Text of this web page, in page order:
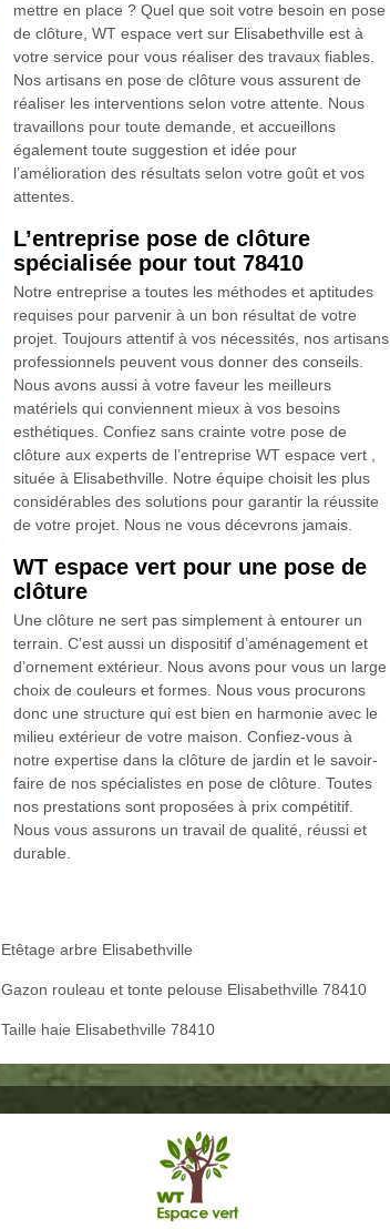
mettre en place ? Quel que soit votre besoin en pose
de clôture, WT espace vert sur Elisabethville est à
votre service pour vous réaliser des travaux fiables.
Nos artisans en pose de clôture vous assurent de
réaliser les interventions selon votre attente. Nous
travaillons pour toute demande, et accueillons
également toute suggestion et idée pour
l’amélioration des résultats selon votre goût et vos
attentes.
L’entreprise pose de clôture
spécialisée pour tout 78410
Notre entreprise a toutes les méthodes et aptitudes
requises pour parvenir à un bon résultat de votre
projet. Toujours attentif à vos nécessités, nos artisans
professionnels peuvent vous donner des conseils.
Nous avons aussi à votre faveur les meilleurs
matériels qui conviennent mieux à vos besoins
esthétiques. Confiez sans crainte votre pose de
clôture aux experts de l’entreprise WT espace vert ,
située à Elisabethville. Notre équipe choisit les plus
considérables des solutions pour garantir la réussite
de votre projet. Nous ne vous décevrons jamais.
WT espace vert pour une pose de
clôture
Une clôture ne sert pas simplement à entourer un
terrain. C’est aussi un dispositif d’aménagement et
d’ornement extérieur. Nous avons pour vous un large
choix de couleurs et formes. Nous vous procurons
donc une structure qui est bien en harmonie avec le
milieu extérieur de votre maison. Confiez-vous à
notre expertise dans la clôture de jardin et le savoir-
faire de nos spécialistes en pose de clôture. Toutes
nos prestations sont proposées à prix compétitif.
Nous vous assurons un travail de qualité, réussi et
durable.
Etêtage arbre Elisabethville
Gazon rouleau et tonte pelouse Elisabethville 78410
Taille haie Elisabethville 78410